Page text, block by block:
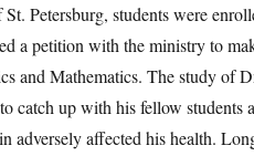
Petersburg, students were
a petition with the ministry to
and Mathematics. The study of
catch up with his fellow students
adversely affected his health.